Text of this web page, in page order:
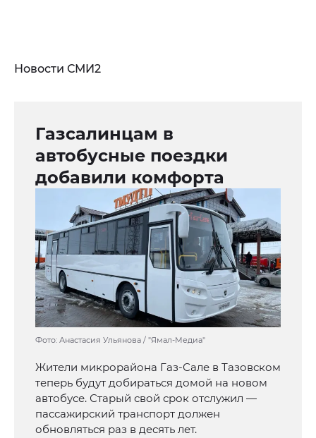
Новости СМИ2
Газсалинцам в
автобусные поездки
добавили комфорта
Фото: Анастасия Ульянова / "Ямал-Медиа"
Жители микрорайона Газ-Сале в Тазовском
теперь будут добираться домой на новом
автобусе. Старый свой срок отслужил —
пассажирский транспорт должен
обновляться раз в десять лет.